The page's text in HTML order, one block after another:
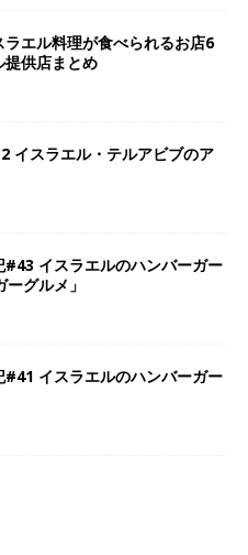
エル料理が食べられるお店6
提供店まとめ
イスラエル・テルアビブのア
#43 イスラエルのハンバーガー
グルメ」
#41 イスラエルのハンバーガー